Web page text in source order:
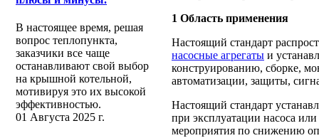
В настоящее время, решая
вопрос теплопункта,
заказчики все чаще
останавливают свой выбор
на крышной котельной,
мотивируя это их высокой
эффективностью.
01 Августа 2025 г.
1 Область применения
Настоящий стандарт
насосные агрегаты и
конструированию, сборке,
автоматизации, защиты,
Настоящий стандарт
при эксплуатации насоса
мероприятия по снижению